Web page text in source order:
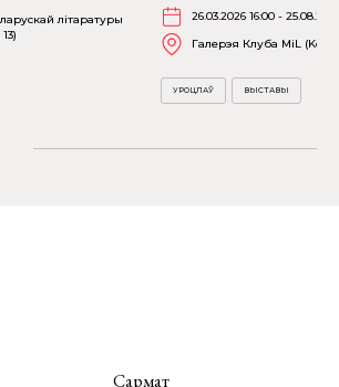
літаратуры
26.03.2026 16:00 -
Галерэя Клуба MiL
УРОЦЛАЎ ВЫСТАВЫ
Сармат